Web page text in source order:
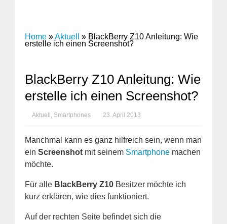
Home »Aktuell » BlackBerry Z10 Anleitung: Wie
erstelle ich einen Screenshot?
BlackBerry Z10 Anleitung: Wie
erstelle ich einen Screenshot?
Aktuell , Smartphones 23. April 2013
Manchmal kann es ganz hilfreich sein, wenn man
ein Screenshot mit seinem Smartphone machen
möchte.
Für alle BlackBerry Z10 Besitzer möchte ich
kurz erklären, wie dies funktioniert.
Auf der rechten Seite befindet sich die